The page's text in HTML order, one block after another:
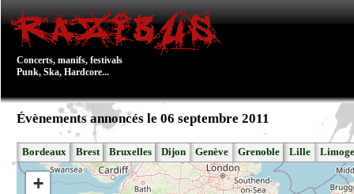
Concerts, manifs, festivals
Punk, Ska, Hardcore...
Évènements annoncés le 06 septembre 2011
Bordeaux Brest Bruxelles Dijon Genève Grenoble Lille
+